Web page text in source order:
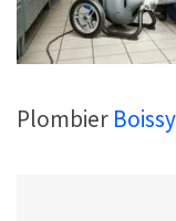
Plombier